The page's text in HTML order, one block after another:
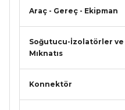
Araç - Gereç - Ekipman
Soğutucu-İzolatörler ve
Mıknatıs
Konnektör